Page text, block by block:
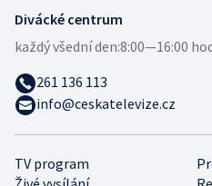
TV program
Divácké centrum
každý všední den:8:00—16:00
261 136 113
info@ceskatelevize.cz